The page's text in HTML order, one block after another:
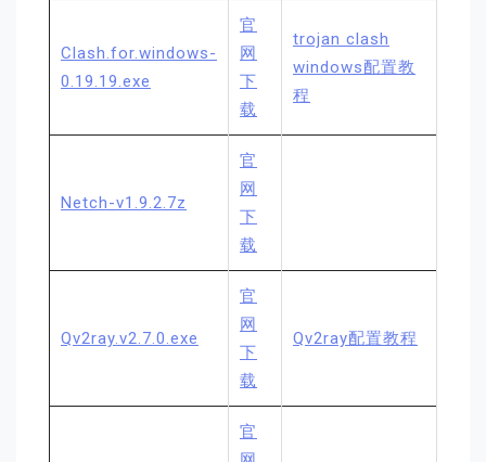
Clash.for.windows-
0.19.19.exe
官
网
下
载
trojan clash
windows配置教
程
Netch-v1.9.2.7z
官
网
下
载
Qv2ray.v2.7.0.exe
官
网
下
载
Qv2ray配置教程
官